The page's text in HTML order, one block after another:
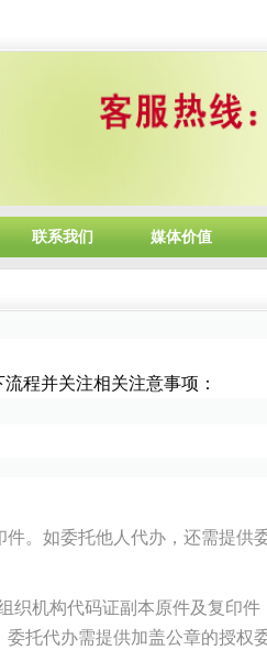
联系我们 媒体价值
程并关注相关注意事项：
件。如委托他人代办，还需提供
织机构代码证副本原件及复印件
托代办需提供加盖公章的授权